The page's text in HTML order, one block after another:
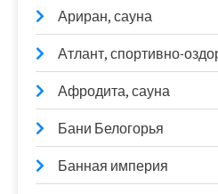
Ариран, сауна
Атлант, спортивно-
Афродита, сауна
Бани Белогорья
Банная империя